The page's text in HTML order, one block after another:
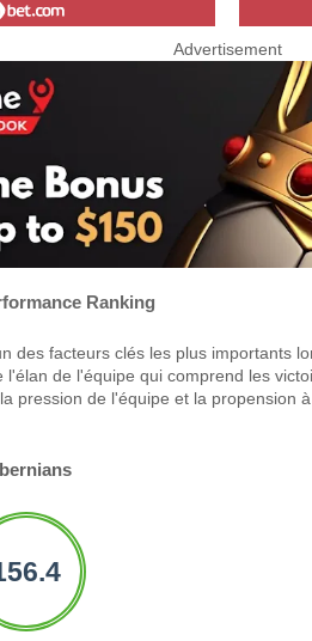
Advertisement
Ranking
des facteurs clés les plus importants
l'élan de l'équipe qui comprend les
pression de l'équipe et la propension